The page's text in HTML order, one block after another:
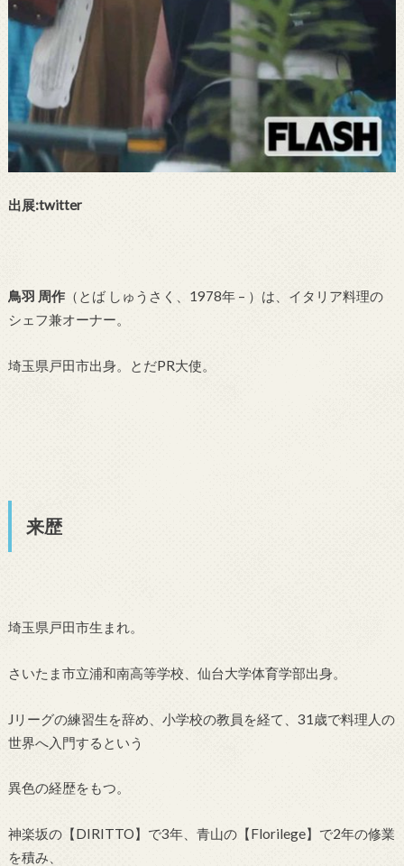
出展:twitter
鳥羽 周作（とば しゅうさく、1978年 – ）は、イタリア料理の
シェフ兼オーナー。
埼玉県戸田市出身。とだPR大使。
来歴
埼玉県戸田市生まれ。
さいたま市立浦和南高等学校、仙台大学体育学部出身。
Jリーグの練習生を辞め、小学校の教員を経て、31歳で料理人の
世界へ入門するという
異色の経歴をもつ。
神楽坂の【DIRITTO】で3年、青山の【Florilege】で2年の修業
を積み、